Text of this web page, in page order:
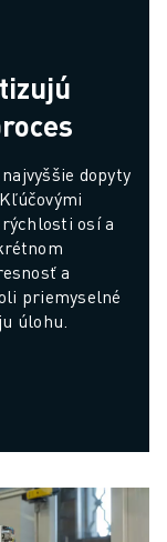
dopyty
osí a
a
priemyselné
úlohu.